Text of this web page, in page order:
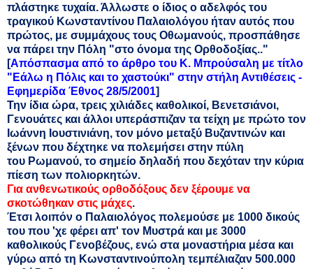
πλάστηκε τυχαία. Άλλωστε ο ίδιος ο αδελφός του
τραγικού Κωνσταντίνου Παλαιολόγου ήταν αυτός που
πρώτος, με συμμάχους τους Οθωμανούς, προσπάθησε
να πάρει την Πόλη "στο όνομα της Ορθοδοξίας.."
[Απόσπασμα από το άρθρο του Κ. Μπρούσαλη με τίτλο
"Εάλω η Πόλις και το χαστούκι" στην στήλη Αντιθέσεις -
Εφημερίδα Έθνος 28/5/2001]
Την ίδια ώρα, τρεις χιλιάδες καθολικοί, Βενετσιάνοι,
Γενουάτες και άλλοι υπεράσπιζαν τα τείχη με πρώτο τον
Ιωάννη Ιουστινιάνη, τον μόνο μεταξύ Βυζαντινών και
ξένων που δέχτηκε να πολεμήσει στην πύλη
του Ρωμανού, το σημείο δηλαδή που δεχόταν την κύρια
πίεση των πολιορκητών.
Για ανθενωτικούς ορθοδόξους δεν ξέρουμε να
σκοτώθηκαν στις μάχες.
Έτσι λοιπόν ο Παλαιολόγος πολεμούσε με 1000 δικούς
του που 'χε φέρει απ' τον Μυστρά και με 3000
καθολικούς Γενοβέζους, ενώ στα μοναστήρια μέσα και
γύρω από τη Κωνσταντινούπολη τεμπέλιαζαν 500.000